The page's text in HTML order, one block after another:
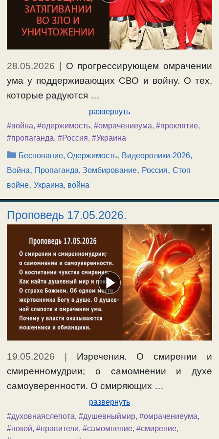
28.05.2026 | О прогрессирующем омрачении
ума у поддерживающих СВО и войну. О тех,
которые радуются …
развернуть
#война, #одержимость, #омрачениеума, #проклятие,
#пропаганда, #Россия, #Украина
Рубрики
Беснование, Одержимость, Видеоролики-2026,
Война, Пропаганда, Зомбирование, Россия, Стоп
войне, Украина, война
Проповедь 17.05.2026.
19.05.2026
Изречения. О смирении и
смиренномудрии; о самомнении и духе
самоуверенности. О смиряющих …
развернуть
#духовнаяслепота, #душевныймир, #омрачениеума,
#покой, #правители, #самомнение, #смирение,